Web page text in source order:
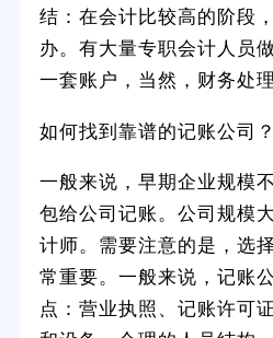
结：在会计比较高的阶段
办。有大量专职会计人员
一套账户，当然，财务处
如何找到靠谱的记账公司？
一般来说，早期企业规模
包给公司记账。公司规模
计师。需要注意的是，选
常重要。一般来说，记账
点：营业执照、记账许可